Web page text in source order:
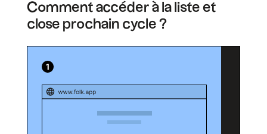
Comment accéder à la liste et
close prochain cycle ?